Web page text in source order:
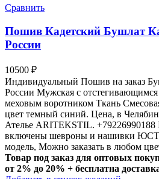
Сравнить
Пошив Кадетский Бушлат
России
10500 ₽
Индивидуальный Пошив на
России Мужская с
меховым воротником Ткань
цвет темный синий. Цена, в
Ателье ARITEKSTIL. +79226990188
включены шевроны и нашивки
модель, Mожно заказать в любом
Товар под заказ для оптовых
от 2% до 20% + бесплатна